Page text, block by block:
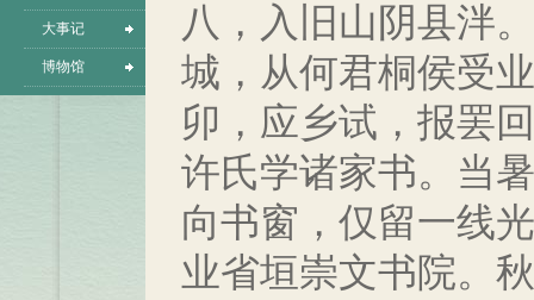
大事记
博物馆
八，入旧山阴县泮
城，从何君桐侯受
卯，应乡试，报罢
许氏学诸家书。当
向书窗，仅留一线
业省垣崇文书院。